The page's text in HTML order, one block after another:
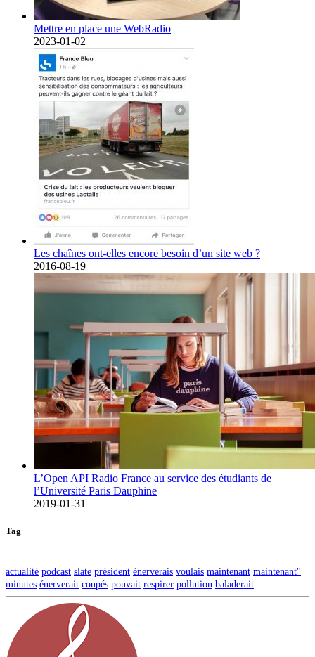
Mettre en place une WebRadio
2023-01-02
Les chaînes ont-elles encore besoin d’un site web ?
2016-08-19
L’Open API Radio France au service des étudiants de
l’Université Paris Dauphine
2019-01-31
Tag
actualité podcast slate président énerverais voulais maintenant maintenant"
minutes énerverait coupés pouvait respirer pollution baladerait